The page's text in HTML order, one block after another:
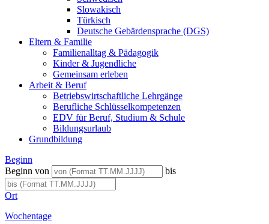
Slowakisch
Türkisch
Deutsche Gebärdensprache (DGS)
Eltern & Familie
Familienalltag & Pädagogik
Kinder & Jugendliche
Gemeinsam erleben
Arbeit & Beruf
Betriebswirtschaftliche Lehrgänge
Berufliche Schlüsselkompetenzen
EDV für Beruf, Studium & Schule
Bildungsurlaub
Grundbildung
Beginn
Beginn von
bis
Ort
Wochentage